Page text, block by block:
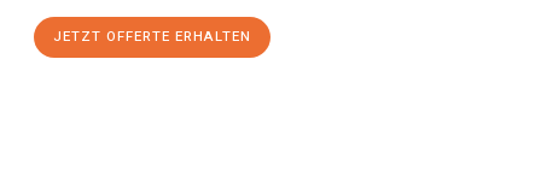
JETZT OFFERTE ERHALTEN